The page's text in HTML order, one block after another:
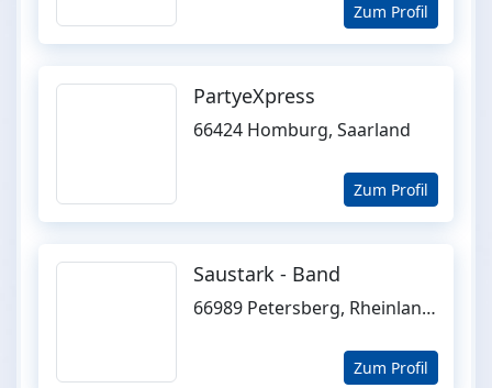
Zum Profil
PartyeXpress
66424 Homburg, Saarland
Zum Profil
Saustark - Band
66989 Petersberg, Rheinland-Pfalz
Zum Profil